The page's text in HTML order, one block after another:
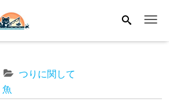
つりに関して
魚